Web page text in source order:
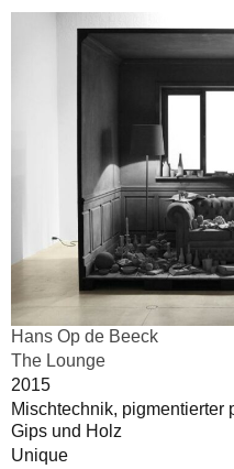
Hans Op de Beeck
The Lounge
2015
Mischtechnik, pigmentierter
Gips und Holz
Unique